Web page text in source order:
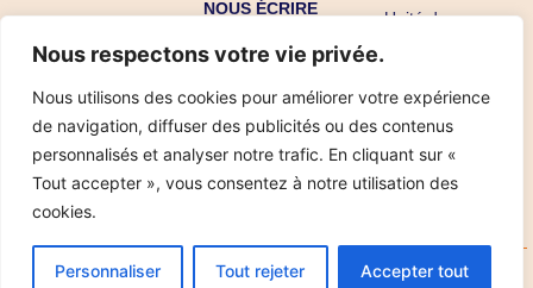
Nous respectons votre vie privée.
Nous utilisons des cookies pour améliorer votre expérience
de navigation, diffuser des publicités ou des contenus
personnalisés et analyser notre trafic. En cliquant sur «
Tout accepter », vous consentez à notre utilisation des
cookies.
Personnaliser Tout rejeter Accepter tout
NOUS ÉCRIRE
Unité de
Endocrinienne
CHU Cochin-
Port Royal
l’Observatoire
75679 Paris
Copyright © Mentions légalesDonnées personnelles